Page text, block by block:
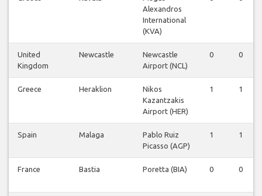
Alexandros
International
(KVA)
United
Kingdom
Newcastle
Newcastle
Airport (NCL)
0 0
Greece Heraklion
Nikos
Kazantzakis
Airport (HER)
1 1
Spain Malaga
Pablo Ruiz
Picasso (AGP)
1 1
France Bastia Poretta (BIA) 0 0